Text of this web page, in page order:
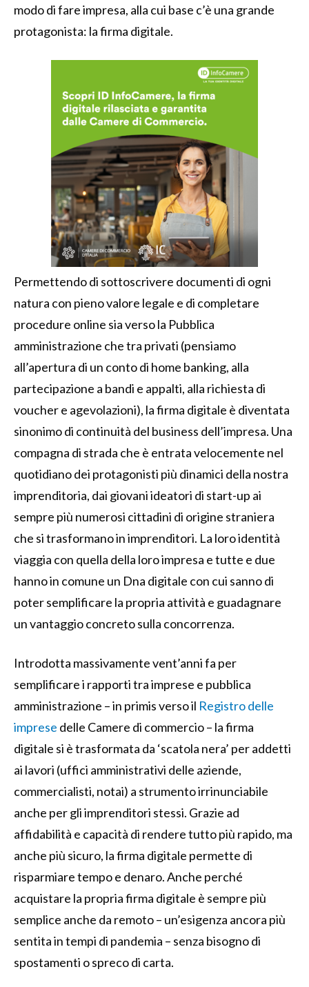
modo di fare impresa, alla cui base c’è una grande
protagonista: la firma digitale.
Permettendo di sottoscrivere documenti di ogni
natura con pieno valore legale e di completare
procedure online sia verso la Pubblica
amministrazione che tra privati (pensiamo
all’apertura di un conto di home banking, alla
partecipazione a bandi e appalti, alla richiesta di
voucher e agevolazioni), la firma digitale è diventata
sinonimo di continuità del business dell’impresa. Una
compagna di strada che è entrata velocemente nel
quotidiano dei protagonisti più dinamici della nostra
imprenditoria, dai giovani ideatori di start-up ai
sempre più numerosi cittadini di origine straniera
che si trasformano in imprenditori. La loro identità
viaggia con quella della loro impresa e tutte e due
hanno in comune un Dna digitale con cui sanno di
poter semplificare la propria attività e guadagnare
un vantaggio concreto sulla concorrenza.
Introdotta massivamente vent’anni fa per
semplificare i rapporti tra imprese e pubblica
amministrazione – in primis verso il Registro delle
imprese delle Camere di commercio – la firma
digitale si è trasformata da ‘scatola nera’ per addetti
ai lavori (uffici amministrativi delle aziende,
commercialisti, notai) a strumento irrinunciabile
anche per gli imprenditori stessi. Grazie ad
affidabilità e capacità di rendere tutto più rapido, ma
anche più sicuro, la firma digitale permette di
risparmiare tempo e denaro. Anche perché
acquistare la propria firma digitale è sempre più
semplice anche da remoto – un’esigenza ancora più
sentita in tempi di pandemia – senza bisogno di
spostamenti o spreco di carta.